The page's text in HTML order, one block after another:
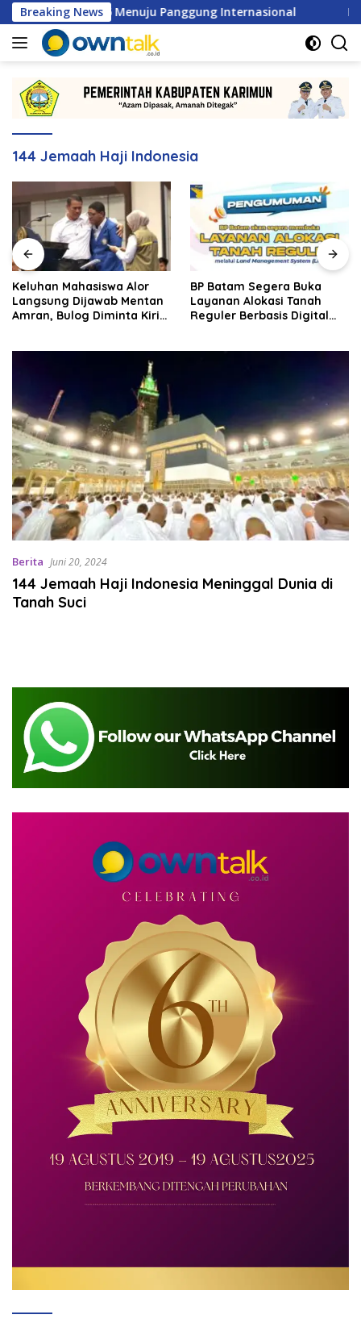
Langsung
ke
konten
Breaking News
MSL 2026 Menuju Panggung Internasional Keluhan
144 Jemaah Haji Indonesia
Keluhan Mahasiswa Alor
Langsung Dijawab Mentan
Amran, Bulog Diminta Kirim
BP Batam Segera Buka
Layanan Alokasi Tanah
Reguler Berbasis Digital
Berita Juni 20, 2024
144 Jemaah Haji Indonesia Meninggal Dunia di
Tanah Suci